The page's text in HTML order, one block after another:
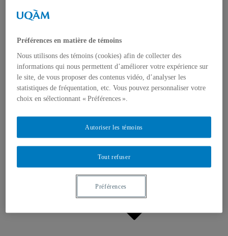
Bourses et prix
Communiqués
Distinctions
Activités
Événements à venir
Colloque international CRISES
Perspectives et dialogue
Préférences en matière de témoins
Nous utilisons des témoins (cookies) afin de collecter des
informations qui nous permettent d’améliorer votre expérience sur
le site, de vous proposer des contenus vidéo, d’analyser les
statistiques de fréquentation, etc. Vous pouvez personnaliser votre
choix en sélectionnant « Préférences ».
Tout refuser
Autoriser les témoins
Préférences